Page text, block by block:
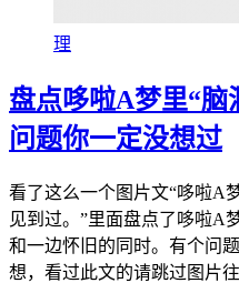
理
盘点哆啦A梦里“脑
问题你一定没想过
看了这么一个图片文“哆啦A
见到过。”里面盘点了哆啦A
和一边怀旧的同时。有个问
想，看过此文的请跳过图片